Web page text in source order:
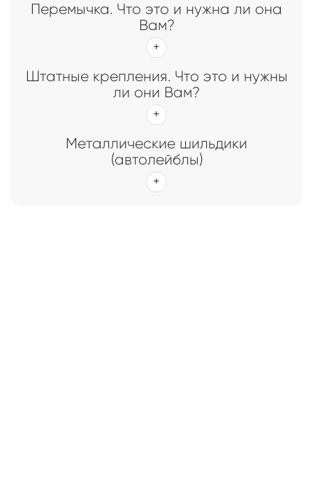
Перемычка. Что это и нужна ли она
Вам?
Штатные крепления. Что это и нужны
ли они Вам?
Металлические шильдики
(автолейблы)